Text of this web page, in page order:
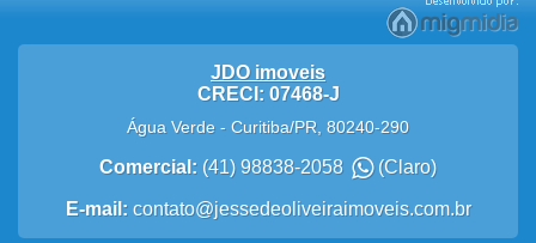
JDO imoveis
CRECI: 07468-J
Água Verde - Curitiba/PR 80240-290
Comercial: (41) 98838-2058 (Claro)
E-mail: contato@jessedeoliveiraimoveis.com.br